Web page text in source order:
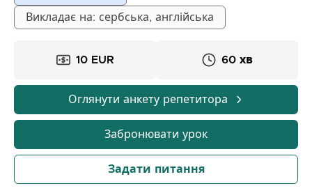
Викладає на: сербська, англійська
10 EUR 60 хв
Оглянути анкету репетитора
Забронювати урок
Задати питання